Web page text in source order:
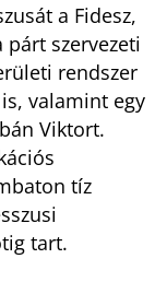
a Fidesz,
szervezeti
rendszer
valamint egy
Viktort.
tíz
tart.